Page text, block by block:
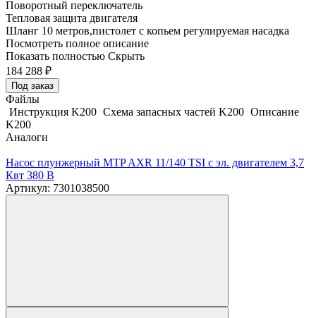
Поворотный переключатель
Тепловая защита двигателя
Шланг 10 метров,пистолет с копьем регулируемая насадка
Посмотреть полное описание
Показать полностью Скрыть
184 288 ₽
Под заказ
Файлы
Инструкция K200 Схема запасных частей K200 Описание
K200
Аналоги
Насос плунжерный MTP AXR 11/140 TSI с эл. двигателем 3,7
Квт 380 В
Артикул: 7301038500